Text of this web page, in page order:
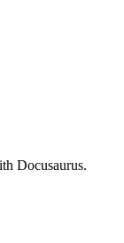
Docusaurus.